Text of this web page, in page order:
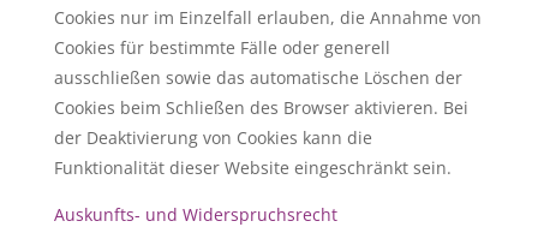
Cookies nur im Einzelfall erlauben, die Annahme von
Cookies für bestimmte Fälle oder generell
ausschließen sowie das automatische Löschen der
Cookies beim Schließen des Browser aktivieren. Bei
der Deaktivierung von Cookies kann die
Funktionalität dieser Website eingeschränkt sein.
Auskunfts- und Widerspruchsrecht